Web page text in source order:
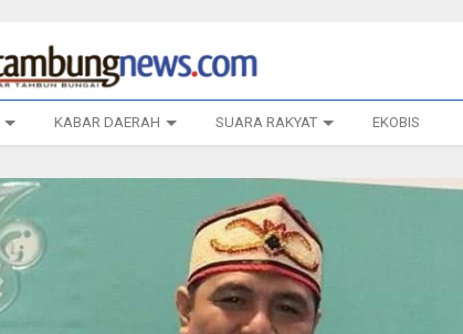
KABAR DAERAH SUARA RAKYAT EKOBIS